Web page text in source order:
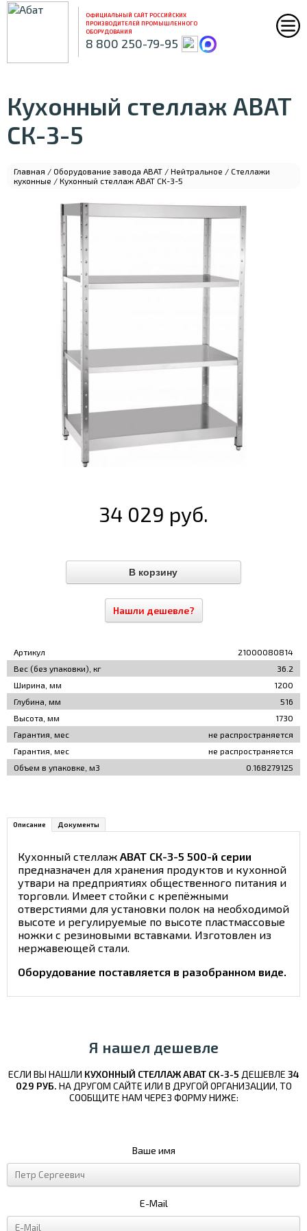
ОФИЦИАЛЬНЫЙ САЙТ РОССИЙСКИХ
ПРОИЗВОДИТЕЛЕЙ ПРОМЫШЛЕННОГО
ОБОРУДОВАНИЯ
8 800 250-79-95
Кухонный стеллаж ABAT
СК-3-5
Главная / Оборудование завода ABAT / Нейтральное / Стеллажи
кухонные / Кухонный стеллаж ABAT СК-3-5
34 029 руб.
Нашли дешевле?
Артикул
21000080814
Вес (без упаковки), кг
36.2
Ширина, мм
1200
Глубина, мм
516
Высота, мм
1730
Гарантия, мес
не распространяется
Гарантия, мес
не распространяется
Объем в упаковке, м3
0.168279125
Описание Документы
Кухонный стеллаж ABAT СК-3-5 500-й серии
предназначен для хранения продуктов и кухонной
утвари на предприятиях общественного питания и
торговли. Имеет стойки с крепёжными
отверстиями для установки полок на необходимой
высоте и регулируемые по высоте пластмассовые
ножки с резиновыми вставками. Изготовлен из
нержавеющей стали.
Оборудование поставляется в разобранном виде.
Я нашел дешевле
ЕСЛИ ВЫ НАШЛИ КУХОННЫЙ СТЕЛЛАЖ ABAT СК-3-5 ДЕШЕВЛЕ 34
029 РУБ. НА ДРУГОМ САЙТЕ ИЛИ В ДРУГОЙ ОРГАНИЗАЦИИ, ТО
СООБЩИТЕ НАМ ЧЕРЕЗ ФОРМУ НИЖЕ:
Ваше имя
E-Mail